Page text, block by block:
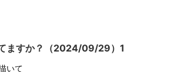
ますか？（2024/09/29）1
いて